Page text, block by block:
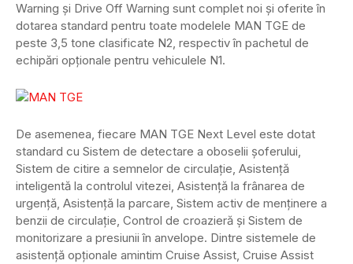
Warning și Drive Off Warning sunt complet noi și oferite în
dotarea standard pentru toate modelele MAN TGE de
peste 3,5 tone clasificate N2, respectiv în pachetul de
echipări opționale pentru vehiculele N1.
De asemenea, fiecare MAN TGE Next Level este dotat
standard cu Sistem de detectare a oboselii șoferului,
Sistem de citire a semnelor de circulație, Asistență
inteligentă la controlul vitezei, Asistență la frânarea de
urgență, Asistență la parcare, Sistem activ de menținere a
benzii de circulație, Control de croazieră și Sistem de
monitorizare a presiunii în anvelope. Dintre sistemele de
asistență opționale amintim Cruise Assist, Cruise Assist